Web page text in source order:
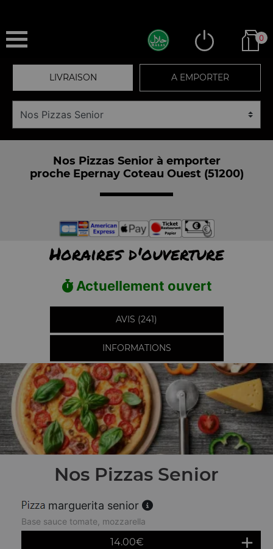
0
LIVRAISON A EMPORTER
Nos Pizzas Senior à emporter
proche Epernay Coteau Ouest (51200)
Horaires d'ouverture
Actuellement ouvert
AVIS (241)
INFORMATIONS
Nos Pizzas Senior
marguerita senior
Base sauce tomate, mozzarella
14.00€